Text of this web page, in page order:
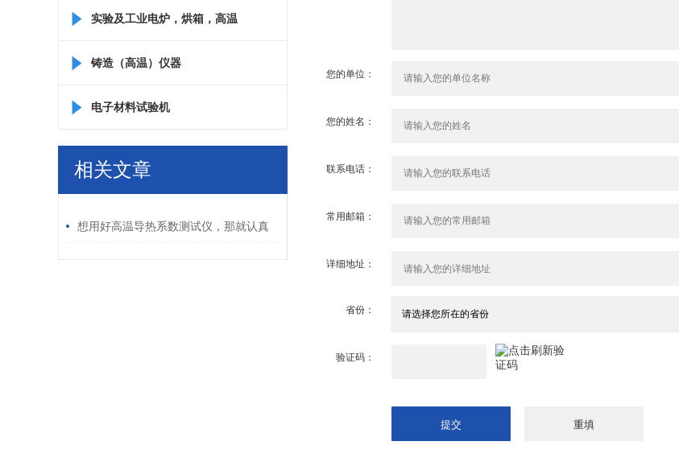
实验及工业电炉，烘箱，高温
箱
铸造（高温）仪器
电子材料试验机
相关文章
想用好高温导热系数测试仪，那就认真
您的单位：
您的姓名：
联系电话：
常用邮箱：
详细地址：
省份：
验证码：